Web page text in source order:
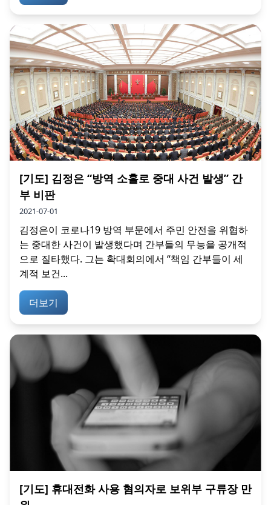
[기도] 김정은 “방역 소홀로 중대 사건 발생” 간
부 비판
2021-07-01
김정은이 코로나19 방역 부문에서 주민 안전을 위협하
는 중대한 사건이 발생했다며 간부들의 무능을 공개적
으로 질타했다. 그는 확대회의에서 “책임 간부들이 세
계적 보건...
더보기
[기도] 휴대전화 사용 혐의자로 보위부 구류장 만